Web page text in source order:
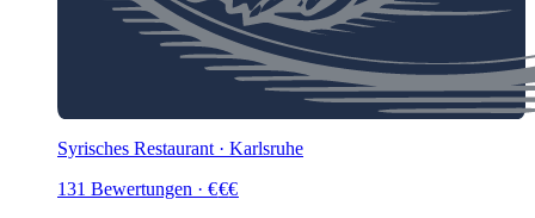
Syrisches Restaurant · Karlsruhe
131 Bewertungen · €€€